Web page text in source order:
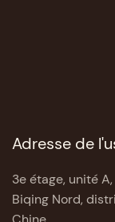
Adresse de
3e étage, unité
Biqing Nord,